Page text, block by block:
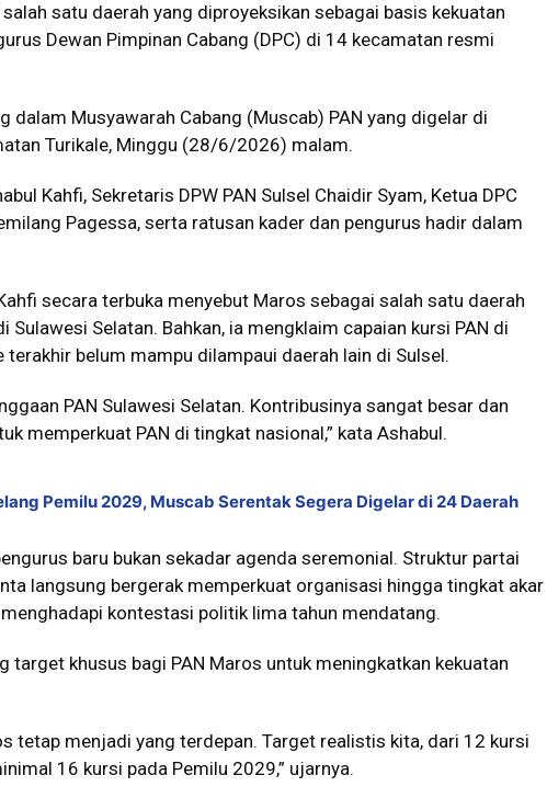
satu daerah yang diproyeksikan sebagai basis kekuatan
Dewan Pimpinan Cabang (DPC) di 14 kecamatan resmi
dalam Musyawarah Cabang (Muscab) PAN yang digelar di
Turikale, Minggu (28/6/2026) malam.
Kahfi, Sekretaris DPW PAN Sulsel Chaidir Syam, Ketua DPC
Pagessa, serta ratusan kader dan pengurus hadir dalam
secara terbuka menyebut Maros sebagai salah satu daerah
Sulawesi Selatan. Bahkan, ia mengklaim capaian kursi PAN di
belum mampu dilampaui daerah lain di Sulsel.
PAN Sulawesi Selatan. Kontribusinya sangat besar dan
memperkuat PAN di tingkat nasional,” kata Ashabul.
Pemilu 2029, Muscab Serentak Segera Digelar di 24 Daerah
baru bukan sekadar agenda seremonial. Struktur partai
langsung bergerak memperkuat organisasi hingga tingkat akar
kontestasi politik lima tahun mendatang.
target khusus bagi PAN Maros untuk meningkatkan kekuatan
tetap menjadi yang terdepan. Target realistis kita, dari 12 kursi
16 kursi pada Pemilu 2029,” ujarnya.